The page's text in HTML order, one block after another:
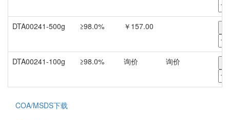
DTA00241-500g ≥98.0% ￥157.00
DTA00241-100g ≥98.0% 询价 询价
COA/MSDS下载